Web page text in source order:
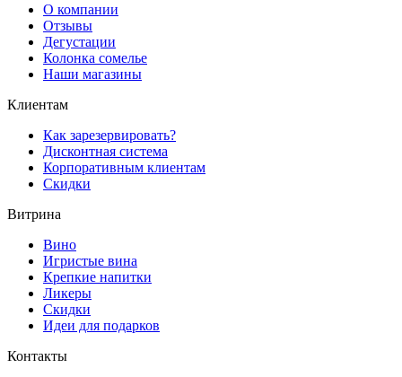
О компании
Отзывы
Дегустации
Колонка сомелье
Наши магазины
Клиентам
Как зарезервировать?
Дисконтная система
Корпоративным клиентам
Скидки
Витрина
Вино
Игристые вина
Крепкие напитки
Ликеры
Скидки
Идеи для подарков
Контакты